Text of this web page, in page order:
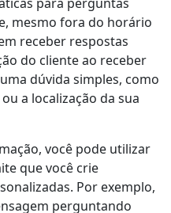
mesmo fora do horário
receber respostas
do cliente ao receber
dúvida simples, como
a localização da sua
você pode utilizar
que você crie
Por exemplo,
perguntando